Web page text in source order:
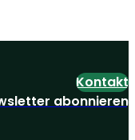
Kontakt
abonnieren